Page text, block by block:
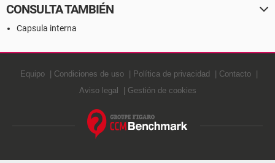
CONSULTA TAMBIÉN
Capsula interna
Equipo Condiciones de uso Política de privacidad
Contacto
Aviso legal
Gestión de cookies